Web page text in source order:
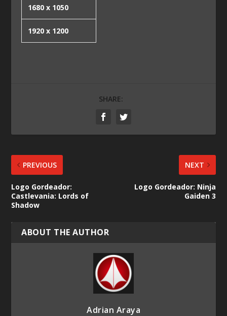
1680 x 1050
1920 x 1200
SHARE:
PREVIOUS
Logo Gordeador:
Castlevania: Lords of
Shadow
NEXT
Logo Gordeador: Ninja
Gaiden 3
ABOUT THE AUTHOR
Adrian Araya